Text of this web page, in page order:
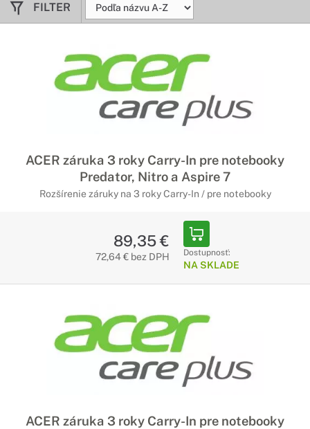
FILTER
ACER záruka 3 roky Carry-In pre notebooky
Predator, Nitro a Aspire 7
Rozšírenie záruky na 3 roky Carry-In / pre notebooky
89,35 €
72,64 € bez DPH Dostupnosť:
NA SKLADE
ACER záruka 3 roky Carry-In pre notebooky